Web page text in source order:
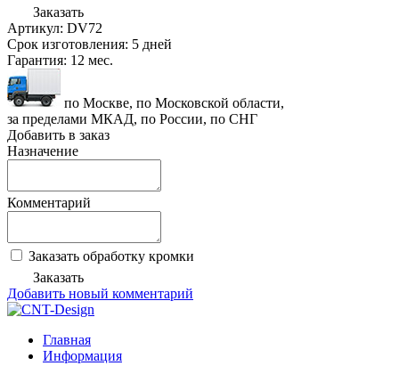
Заказать
Артикул: DV72
Срок изготовления: 5 дней
Гарантия: 12 мес.
по Москве, по Московской области,
за пределами МКАД, по России, по СНГ
Добавить в заказ
Назначение
Комментарий
Заказать обработку кромки
Заказать
Добавить новый комментарий
Главная
Информация